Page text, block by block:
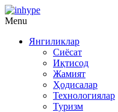
Menu
Янгиликлар
Сиёсат
Иқтисод
Жамият
Ҳодисалар
Технологиялар
Туризм